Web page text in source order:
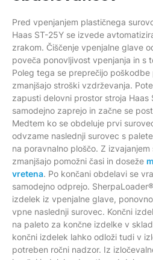
Pred vpenjanjem plastičnega
Haas ST-25Y se izvede
zrakom. Čiščenje vpenjalne glave
poveča ponovljivost vpenjanja in s
Poleg tega se preprečijo
zmanjšajo stroški vzdrževanja.
zapusti delovni prostor stroja Haas
samodejno zaprejo in začne se
Medtem ko se obdeluje prvi
odvzame naslednji surovec s
na poravnalno ploščo. Z
zmanjšajo pomožni časi in doseže
vretena. Po končani obdelavi se
samodejno odprejo.
izdelek iz vpenjalne glave,
vpne naslednji surovec. Končni
na paleto za končne izdelke v
končni izdelek lahko odloži tudi v
potreben ročni nadzor. Iz